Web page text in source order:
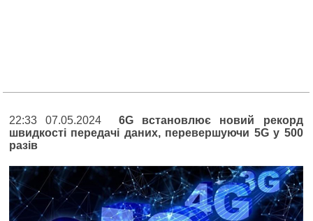
22:33 07.05.2024 6G встановлює новий рекорд
швидкості передачі даних, перевершуючи 5G у 500
разів